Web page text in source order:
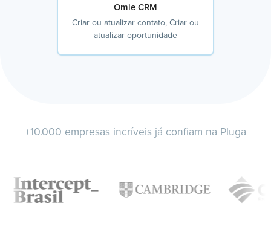
Omie CRM
Criar ou atualizar contato, Criar ou
atualizar oportunidade
+10.000 empresas incríveis já confiam na Pluga